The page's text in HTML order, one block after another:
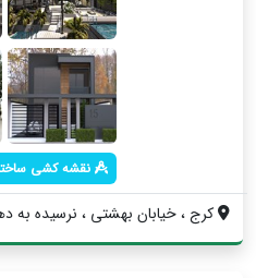
نقشه کشی
کرج ، خیابان بهشتی ، نرسیده به